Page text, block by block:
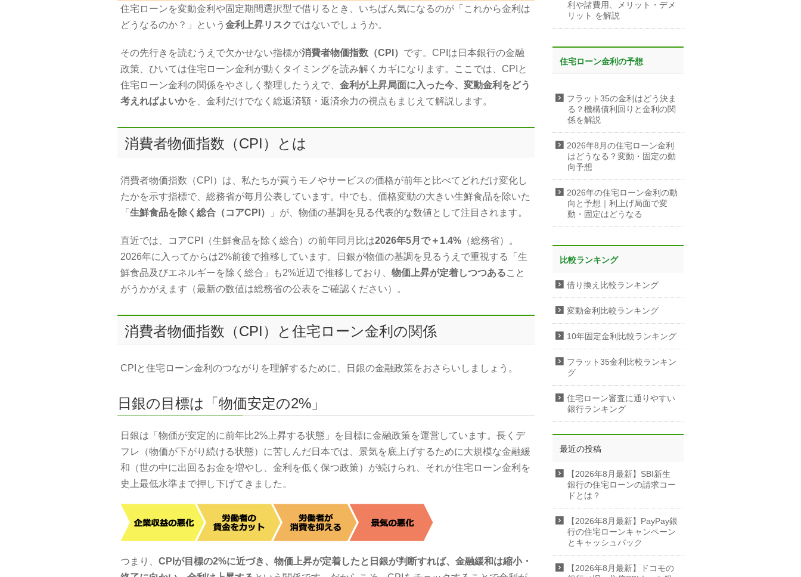
住宅ローンを変動金利や固定期間選択型で借りるとき、いちばん気になるのが「これから金利は
どうなるのか？」という 金利上昇リスクではないでしょうか。
その先行きを読むうえで欠かせない指標が消費者物価指数（CPI） です。CPIは日本銀行の金融
政策、ひいては住宅ローン金利が動くタイミングを読み解くカギになります。ここでは、CPIと
住宅ローン金利の関係をやさしく整理したうえで、 金利が上昇局面に入った今、変動金利をどう
考えればよいかを、金利だけでなく総返済額・返済余力の視点もまじえて解説します。
消費者物価指数（CPI）とは
消費者物価指数（CPI）は、私たちが買うモノやサービスの価格が前年と比べてどれだけ変化し
たかを示す指標で、総務省が毎月公表しています。中でも、価格変動の大きい生鮮食品を除いた
「 生鮮食品を除く総合（コアCPI） 」が、物価の基調を見る代表的な数値として注目されます。
直近では、コアCPI（生鮮食品を除く総合）の前年同月比は2026年5月で＋1.4% （総務省）。
2026年に入ってからは2%前後で推移しています。日銀が物価の基調を見るうえで重視する「生
鮮食品及びエネルギーを除く総合」も2%近辺で推移しており、 物価上昇が定着しつつあること
がうかがえます（最新の数値は総務省の公表をご確認ください）。
消費者物価指数（CPI）と住宅ローン金利の関係
CPIと住宅ローン金利のつながりを理解するために、日銀の金融政策をおさらいしましょう。
日銀の目標は「物価安定の2%」
日銀は「物価が安定的に前年比2%上昇する状態」を目標に金融政策を運営しています。長くデ
フレ（物価が下がり続ける状態）に苦しんだ日本では、景気を底上げするために大規模な金融緩
和（世の中に出回るお金を増やし、金利を低く保つ政策）が続けられ、それが住宅ローン金利を
史上最低水準まで押し下げてきました。
つまり、 CPIが目標の2%に近づき、物価上昇が定着したと日銀が判断すれば、金融緩和は縮小・
利や諸費用、メリット・デメ
リット を解説
住宅ローン金利の予想
フラット35の金利はどう決ま
る？機構債利回りと金利の関
係を解説
2026年8月の住宅ローン金利
はどうなる？変動・固定の動
向予想
2026年の住宅ローン金利の動
向と予想｜利上げ局面で変
動・固定はどうなる
比較ランキング
借り換え比較ランキング
変動金利比較ランキング
10年固定金利比較ランキング
フラット35金利比較ランキン
グ
住宅ローン審査に通りやすい
銀行ランキング
最近の投稿
【2026年8月最新】SBI新生
銀行の住宅ローンの請求コー
ドとは？
【2026年8月最新】PayPay銀
行の住宅ローンキャンペーン
とキャッシュバック
【2026年8月最新】ドコモの